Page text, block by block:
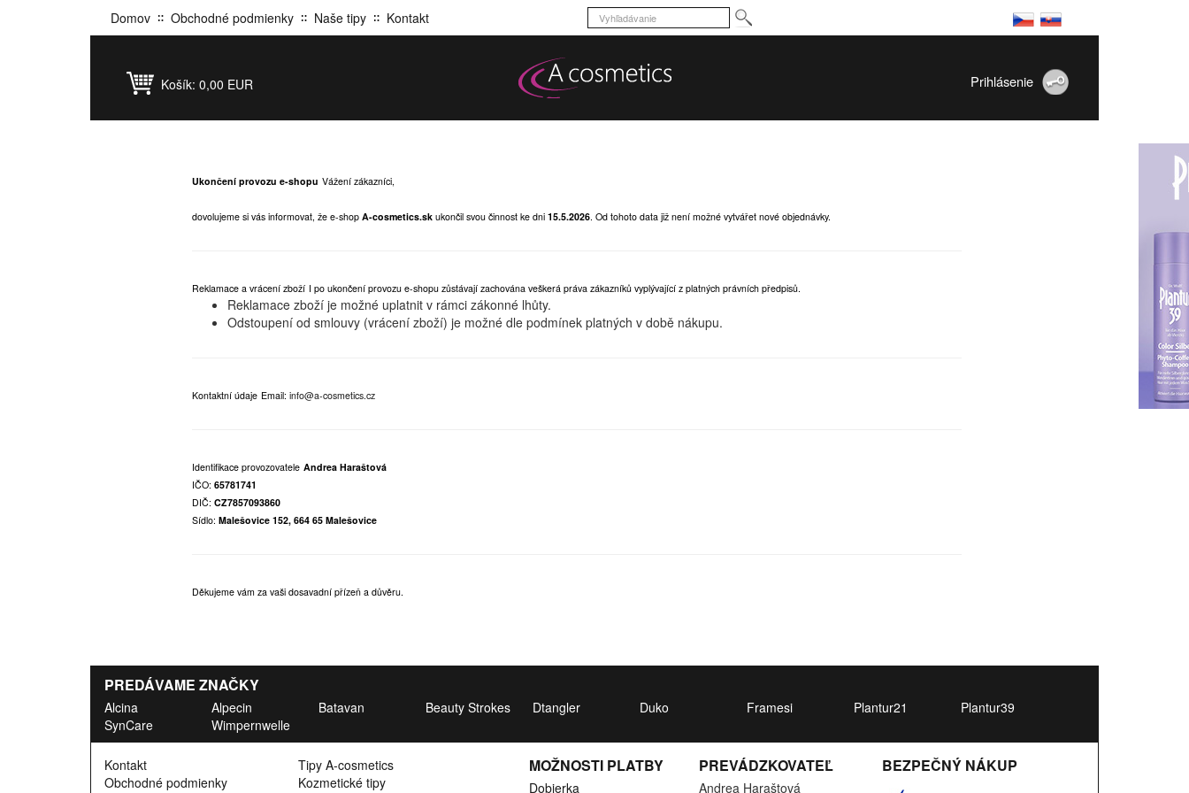
Košík: 0,00 EUR Prihlásenie
Ukončení provozu e-shopu Vážení zákazníci,
dovolujeme si vás informovat, že e-shop A-cosmetics.sk ukončil svou činnost ke dni 15.5.2026. Od tohoto data již není možné vytvářet nové objednávky.
Reklamace a vrácení zboží I po ukončení provozu e-shopu zůstávají zachována veškerá práva zákazníků vyplývající z platných právních předpisů.
Reklamace zboží je možné uplatnit v rámci zákonné lhůty.
Odstoupení od smlouvy (vrácení zboží) je možné dle podmínek platných v době nákupu.
Kontaktní údaje Email: info@a-cosmetics.cz
Identifikace provozovatele Andrea Haraštová
IČO: 65781741
DIČ: CZ7857093860
Sídlo: Malešovice 152, 664 65 Malešovice
Děkujeme vám za vaši dosavadní přízeň a důvěru.
Domov Obchodné podmienky Naše tipy Kontakt
PREDÁVAME ZNAČKY
Alcina Alpecin Batavan Beauty Strokes Dtangler Duko Framesi Plantur21
Plantur39
SynCare
Wimpernwelle
Kontakt
Obchodné podmienky
Tipy A-cosmetics
Kozmetické tipy
MOŽNOSTI PLATBY
Dobierka
PREVÁDZKOVATEĽ
Andrea Haraštová
BEZPEČNÝ NÁKUP